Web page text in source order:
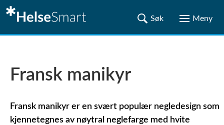
Fransk manikyr
Fransk manikyr er en svært populær negledesign som
kjennetegnes av nøytral neglefarge med hvite